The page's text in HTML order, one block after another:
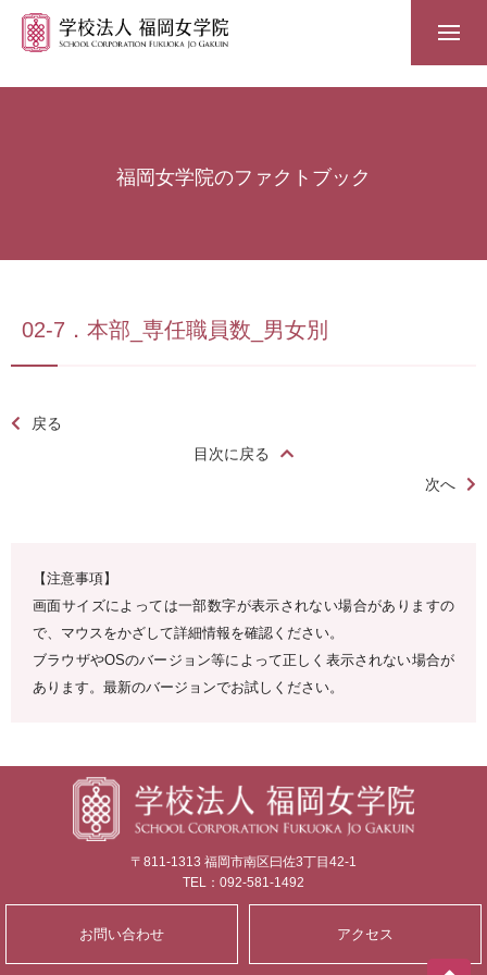
福岡女学院のファクトブック
02-7．本部_専任職員数_男女別
戻る
目次に戻る
次へ
【注意事項】
画面サイズによっては一部数字が表示されない場合がありますの
で、マウスをかざして詳細情報を確認ください。
ブラウザやOSのバージョン等によって正しく表示されない場合が
あります。最新のバージョンでお試しください。
〒811-1313 福岡市南区曰佐3丁目42-1
TEL：092-581-1492
お問い合わせ アクセス